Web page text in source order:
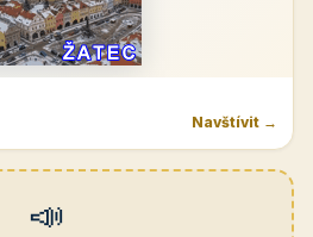
Navštívit →
📣